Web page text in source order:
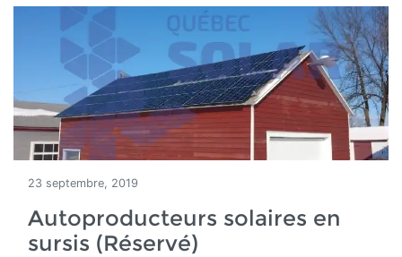
23 septembre, 2019
Autoproducteurs solaires en
sursis (Réservé)